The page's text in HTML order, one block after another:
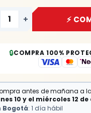
+ ⚡
🔒COMPRA 100%
antes de mañana a
10 y el miércoles 12
Bogotá: 1 día hábil